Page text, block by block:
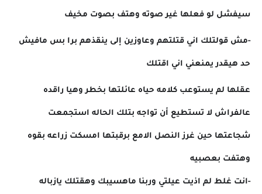
سيفشل لو فعلها غير صوته وهتف بصوت مخيف
-مش قولتلك اني قتلتهم وعاوزين إلى ينقذهم برا بس مافيش
حد هيقدر يمنعني اني اقتلك
عقلها لم يستوعب كلامه حياه عائلتها بخطر وهيا راقده
عالفراش لا تستطيع أن تواجه بتلك الحاله استجمعت
شجاعتها حين غرز النصل الامع برقبتها امسكت زراعه بقوه
وهتفت بعصبيه
-انت غلط لم اذيت عيلتي وربنا ماهسيبك وهقتلك يازباله